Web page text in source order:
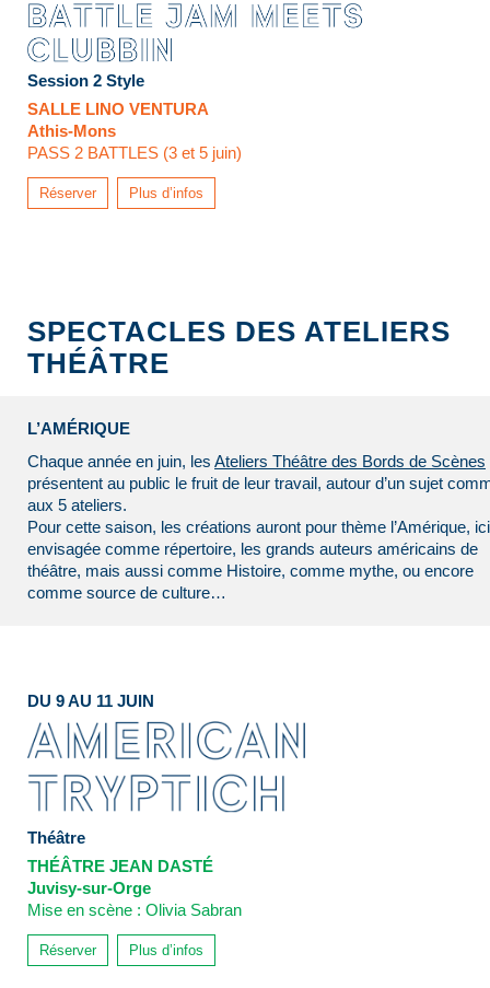
Session 2 Style
SALLE LINO VENTURA
Athis-Mons
PASS 2 BATTLES (3 et 5 juin)
Réserver Plus d’infos
SPECTACLES DES ATELIERS
THÉÂTRE
L’AMÉRIQUE
Chaque année en juin, les Ateliers Théâtre des Bords de Scènes
présentent au public le fruit de leur travail, autour d’un sujet
aux 5 ateliers.
Pour cette saison, les créations auront pour thème l’Amérique, ici
envisagée comme répertoire, les grands auteurs américains de
théâtre, mais aussi comme Histoire, comme mythe, ou encore
comme source de culture…
DU 9 AU 11 JUIN
Théâtre
THÉÂTRE JEAN DASTÉ
Juvisy-sur-Orge
Mise en scène : Olivia Sabran
Réserver Plus d’infos